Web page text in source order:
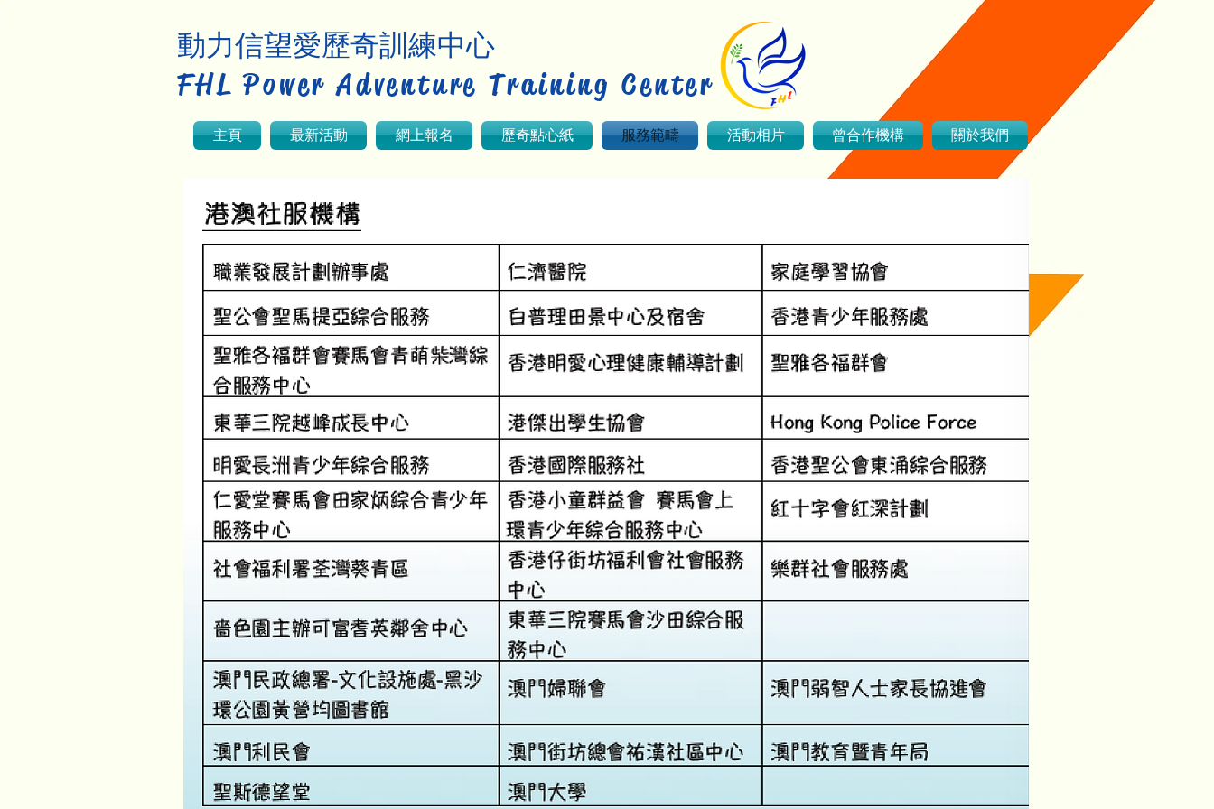
動力信望愛歷奇訓練中心
FHL Power Adventure Training Center
主頁 最新活動 網上報名 歷奇點心紙 服務範疇 活動相片 曾合作機構 關於我們